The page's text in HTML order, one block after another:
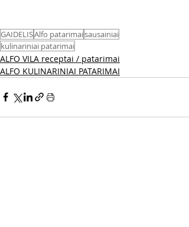
GAIDELISAlfo patarimaisausainiai
kulinariniai patarimai
ALFO VILA receptai / patarimai
ALFO KULINARINIAI PATARIMAI